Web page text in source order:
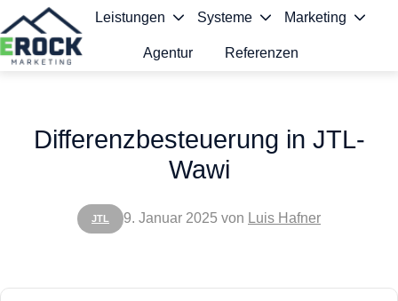
Leistungen Systeme Marketing
Agentur Referenzen
JTL
Differenzbesteuerung in JTL-
Wawi
9. Januar 2025 von Luis Hafner